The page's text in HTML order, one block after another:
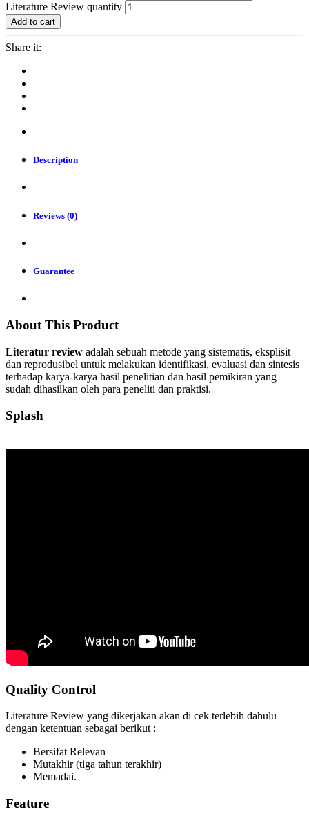
Literature Review quantity
Add to cart
Share it:
Description
Reviews (0)
|
Guarantee
|
About This Product
Literatur review adalah sebuah metode yang sistematis, eksplisit
dan reprodusibel untuk melakukan identifikasi, evaluasi dan sintesis
terhadap karya-karya hasil penelitian dan hasil pemikiran yang
sudah dihasilkan oleh para peneliti dan praktisi.
Splash
Quality Control
Literature Review yang dikerjakan akan di cek terlebih dahulu
dengan ketentuan sebagai berikut :
Bersifat Relevan
Mutakhir (tiga tahun terakhir)
Memadai.
Feature